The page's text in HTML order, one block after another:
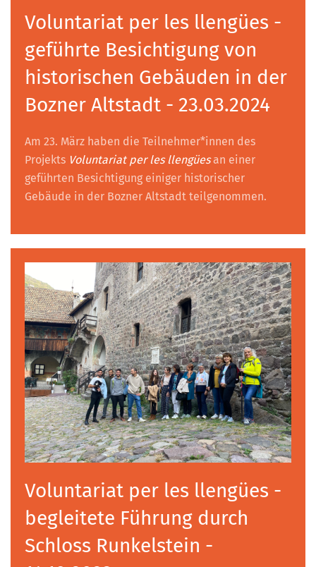
Voluntariat per les llengües -
geführte Besichtigung von
historischen Gebäuden in der
Bozner Altstadt - 23.03.2024
Am 23. März haben die Teilnehmer*innen des
Projekts Voluntariat per les llengüesan einer
geführten Besichtigung einiger historischer
Gebäude in der Bozner Altstadt teilgenommen.
Voluntariat per les llengües -
begleitete Führung durch
Schloss Runkelstein -